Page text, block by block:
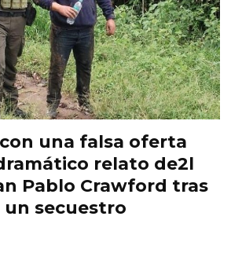
una falsa oferta
relato de2l
Pablo Crawford tras
un secuestro